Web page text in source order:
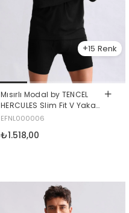
15
Mısırlı Modal by TENCEL
HERCULES Slim Fit V Yaka
Uzun Kollu Fanila / T-Shirt
EFNL000006
₺1.518,00